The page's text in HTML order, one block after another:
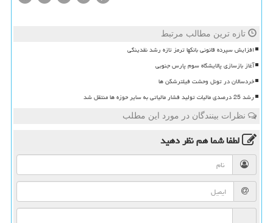
تازه ترین مطالب مرتبط
افزایش سپرده قانونی بانکها ترمز تازه رشد نقدینگی
آغاز بازسازی پالایشگاه سوم پارس جنوبی
خردسالان در تونل وحشت فیلترشکن ها
رشد 25 درصدی مالیات تولید فشار مالیاتی به سایر حوزه ها منتقل شد
نظرات بینندگان در مورد این مطلب
لطفا شما همنظر دهید